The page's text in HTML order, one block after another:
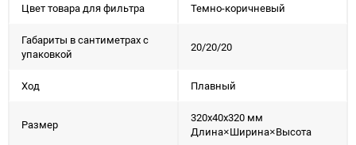
Цвет товара для фильтра Темно-коричневый
Габариты в сантиметрах с
упаковкой
20/20/20
Ход Плавный
Размер
320x40x320 мм
Длина×Ширина×Высота